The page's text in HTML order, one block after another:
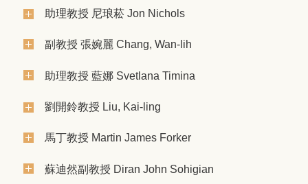
助理教授 尼琅菘 Jon Nichols
副教授 張婉麗 Chang, Wan-lih
助理教授 藍娜 Svetlana Timina
劉開鈴教授 Liu, Kai-ling
馬丁教授 Martin James Forker
蘇迪然副教授 Diran John Sohigian